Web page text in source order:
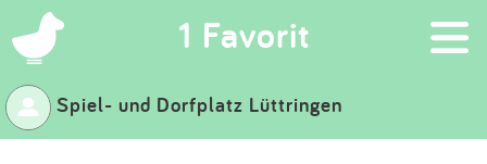
1 Favorit ×
Suchen
Spiel- und Dorfplatz Lüttringen